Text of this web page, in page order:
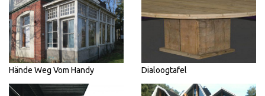
Hände Weg Vom Handy Dialoogtafel